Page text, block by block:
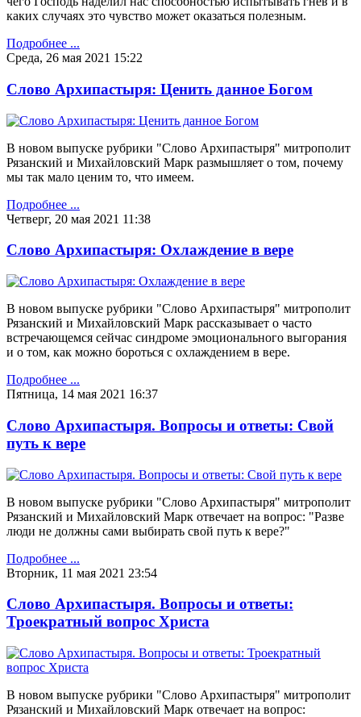
каких случаях это чувство может оказаться полезным.
Подробнее ...
Среда, 26 мая 2021 15:22
Слово Архипастыря: Ценить данное Богом
В новом выпуске рубрики "Слово Архипастыря" митрополит
Рязанский и Михайловский Марк размышляет о том, почему
мы так мало ценим то, что имеем.
Подробнее ...
Четверг, 20 мая 2021 11:38
Слово Архипастыря: Охлаждение в вере
В новом выпуске рубрики "Слово Архипастыря" митрополит
Рязанский и Михайловский Марк рассказывает о часто
встречающемся сейчас синдроме эмоционального выгорания
и о том, как можно бороться с охлаждением в вере.
Подробнее ...
Пятница, 14 мая 2021 16:37
Слово Архипастыря. Вопросы и ответы: Свой
путь к вере
В новом выпуске рубрики "Слово Архипастыря" митрополит
Рязанский и Михайловский Марк отвечает на вопрос: "Разве
люди не должны сами выбирать свой путь к вере?"
Подробнее ...
Вторник, 11 мая 2021 23:54
Слово Архипастыря. Вопросы и ответы:
Троекратный вопрос Христа
В новом выпуске рубрики "Слово Архипастыря" митрополит
Рязанский и Михайловский Марк отвечает на вопрос: